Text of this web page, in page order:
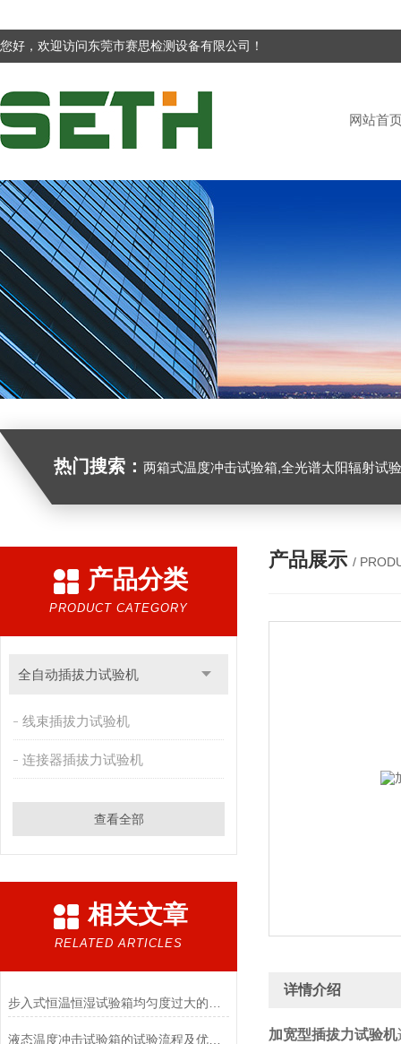
您好，欢迎访问东莞市赛思检测设备有限公司！
网站首
热门搜索： 两箱式温度冲击试验箱,全光谱太阳辐射试
产品分类
PRODUCT CATEGORY
全自动插拔力试验机
线束插拔力试验机
连接器插拔力试验机
查看全部
相关文章
RELATED ARTICLES
液态温度冲击试验箱的试验流程及优势体现
产品展示 /
详情介绍
加宽型插拔力试验机